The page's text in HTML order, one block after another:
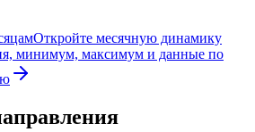
Откройте месячную динамику
минимум, максимум и данные по